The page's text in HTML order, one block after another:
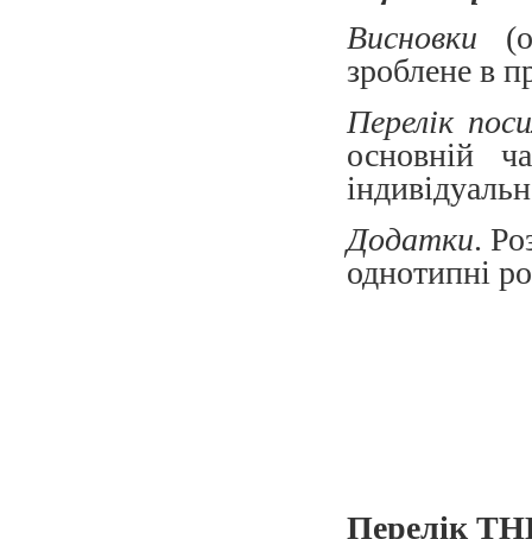
Висновки
зроблене в
Перелік
основній
Додатки.
однотипні
Перелік